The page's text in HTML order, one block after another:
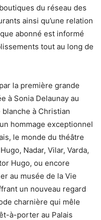
du réseau des
ainsi qu’une relation
abonné est informé
tout au long de
la première grande
à Sonia Delaunay au
blanche à Christian
hommage exceptionnel
le monde du théâtre
Nadar, Vilar, Varda,
Hugo, ou encore
au musée de la Vie
un nouveau regard
charnière qui mêle
à-porter au Palais